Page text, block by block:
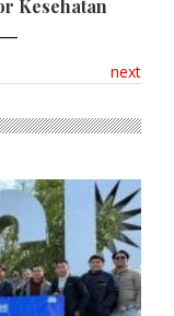
Kesehatan
next